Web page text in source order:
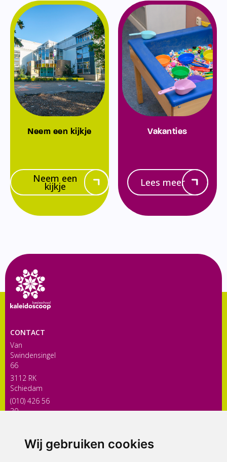
Wij gebruiken cookies
Neem een kijkje
Neem een
kijkje
Vakanties
Lees meer
CONTACT
Van
Swindensingel
66
3112 RK
Schiedam
(010) 426 56
30
ONDERDEEL VAN